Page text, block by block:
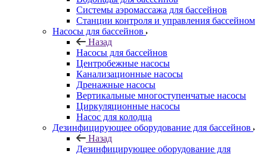
Системы аэромассажа для бассейнов
Станции контроля и управления бассейном
Насосы для бассейнов
Назад
Насосы для бассейнов
Центробежные насосы
Канализационные насосы
Дренажные насосы
Вертикальные многоступенчатые насосы
Циркуляционные насосы
Насос для колодца
Дезинфицирующее оборудование для бассейнов
Назад
Дезинфицирующее оборудование для